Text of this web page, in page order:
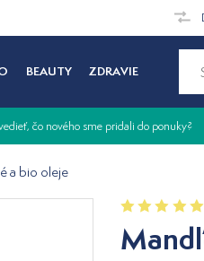
BEAUTY ZDRAVIE
čo nového sme pridali do ponuky?
a bio oleje